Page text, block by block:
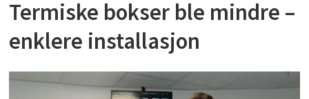
Termiske bokser ble mindre –
enklere installasjon